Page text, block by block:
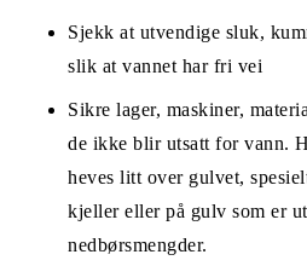
Sjekk at utvendige sluk,
slik at vannet har fri vei
Sikre lager, maskiner,
de ikke blir utsatt for vann.
heves litt over gulvet,
kjeller eller på gulv som er
nedbørsmengder.